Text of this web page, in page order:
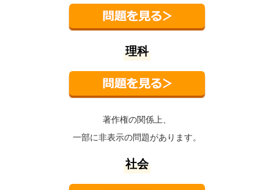
理科
著作権の関係上、
一部に非表示の問題があります。
社会